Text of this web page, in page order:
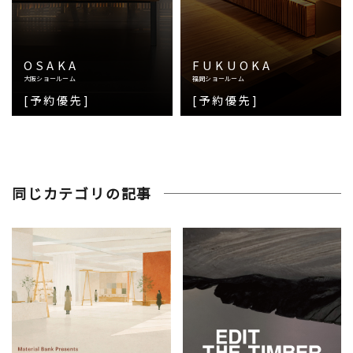
OSAKA
大阪ショールーム
[予約優先]
FUKUOKA
福岡ショールーム
[予約優先]
同じカテゴリの記事